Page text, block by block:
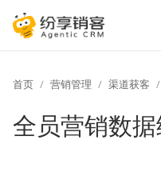
首页 营销管理 渠道获客
全员营销数